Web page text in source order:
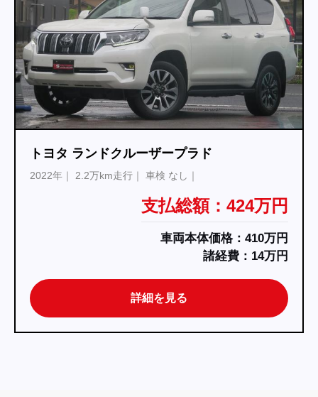
トヨタ ランドクルーザー７０
2002年 26.9万km走行 車検 なし
支払総額：440万円
車両本体価格：428.4万円
諸経費：11.6万円
詳細を見る